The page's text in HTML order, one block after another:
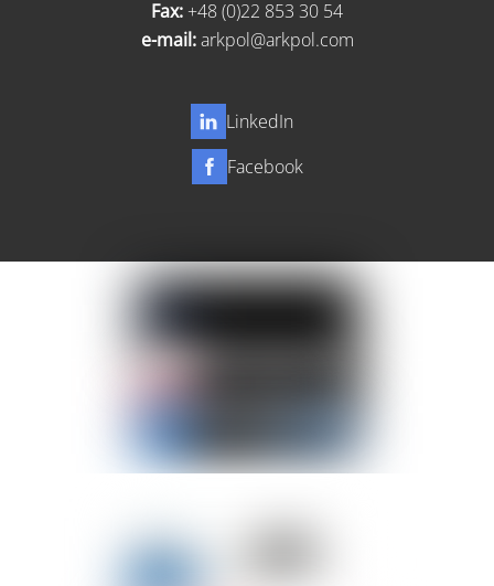
Fax: +48 (0)22 853 30 54
e-mail:arkpol@arkpol.com
LinkedIn
Facebook